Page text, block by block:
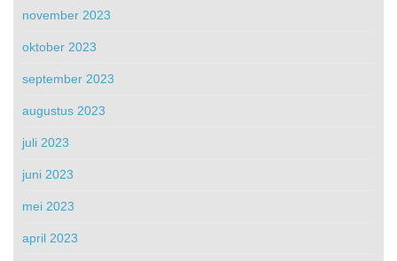
november 2023
oktober 2023
september 2023
augustus 2023
juli 2023
juni 2023
mei 2023
april 2023